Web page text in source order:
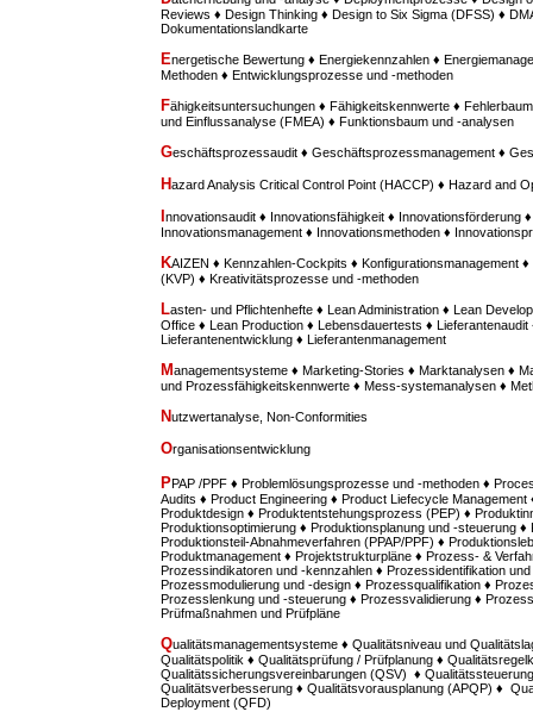
Reviews ♦ Design Thinking ♦ Design to Six Sigma (DFSS) ♦
Dokumentationslandkarte
Energetische Bewertung ♦ Energiekennzahlen ♦
Methoden ♦ Entwicklungsprozesse und -methoden
Fähigkeitsuntersuchungen ♦ Fähigkeitskennwerte ♦
und Einflussanalyse (FMEA) ♦ Funktionsbaum und -analysen
Geschäftsprozessaudit ♦ Geschäftsprozessmanagement ♦
Hazard Analysis Critical Control Point (HACCP) ♦ Hazard and
nnovationsaudit ♦ Innovationsfähigkeit ♦ Innovationsförderung
Innovationsmanagement ♦ Innovationsmethoden ♦
KAIZEN ♦ Kennzahlen-Cockpits ♦ Konfigurationsmanagement
(KVP) ♦ Kreativitätsprozesse und -methoden
Lasten- und Pflichtenhefte ♦ Lean Administration ♦ Lean
Office ♦ Lean Production ♦ Lebensdauertests ♦ Lieferantenaudit
Lieferantenentwicklung ♦ Lieferantenmanagement
Managementsysteme ♦ Marketing-Stories ♦ Marktanalysen ♦
und Prozessfähigkeitskennwerte ♦ Mess-systemanalysen ♦
Nutzwertanalyse, Non-Conformities
Organisationsentwicklung
PPAP /PPF ♦ Problemlösungsprozesse und -methoden ♦
Audits ♦ Product Engineering ♦ Product Liefecycle
Produktdesign ♦ Produktentstehungsprozess (PEP) ♦
Produktionsoptimierung ♦ Produktionsplanung und -steuerung
Produktionsteil-Abnahmeverfahren (PPAP/PPF) ♦
Produktmanagement ♦ Projektstrukturpläne ♦ Prozess- &
Prozessindikatoren und -kennzahlen ♦ Prozessidentifikation
Prozessmodulierung und -design ♦ Prozessqualifikation ♦
Prozesslenkung und -steuerung ♦ Prozessvalidierung ♦
Prüfmaßnahmen und Prüfpläne
Qualitätsmanagementsysteme ♦ Qualitätsniveau und
Qualitätspolitik ♦ Qualitätsprüfung / Prüfplanung ♦
Qualitätssicherungsvereinbarungen (QSV) ♦
Qualitätsverbesserung ♦ Qualitätsvorausplanung (APQP) ♦
Deployment (QFD)